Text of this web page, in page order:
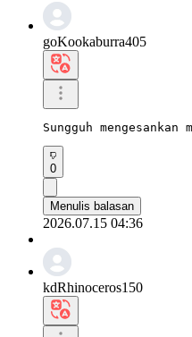
goKookaburra405
Sungguh
0
Menulis balasan
2026.07.15 04:36
kdRhinoceros150